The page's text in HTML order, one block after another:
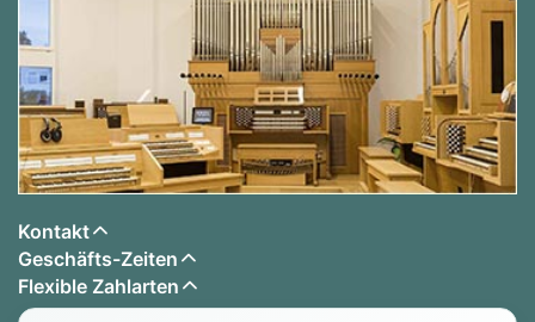
Kontakt
Geschäfts-Zeiten
Flexible Zahlarten